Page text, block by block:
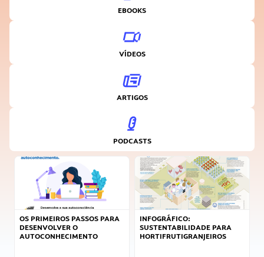
EBOOKS
VÍDEOS
ARTIGOS
PODCASTS
OS PRIMEIROS PASSOS PARA
DESENVOLVER O
AUTOCONHECIMENTO
INFOGRÁFICO:
SUSTENTABILIDADE PARA
HORTIFRUTIGRANJEIROS